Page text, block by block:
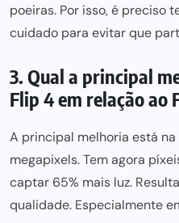
poeiras. Por isso, é preciso
cuidado para evitar que
3. Qual a principal
Flip 4 em relação ao
A principal melhoria está
megapixels. Tem agora
captar 65% mais luz.
qualidade. Especialmente